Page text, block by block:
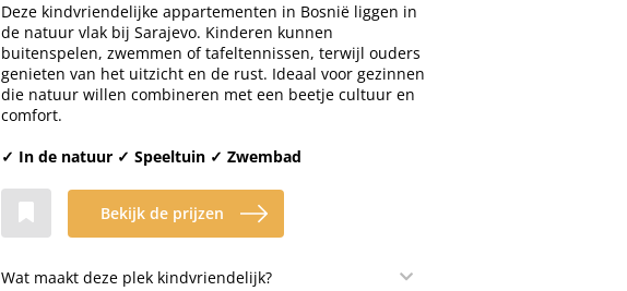
Deze kindvriendelijke appartementen in Bosnië liggen in
de natuur vlak bij Sarajevo. Kinderen kunnen
buitenspelen, zwemmen of tafeltennissen, terwijl ouders
genieten van het uitzicht en de rust. Ideaal voor gezinnen
die natuur willen combineren met een beetje cultuur en
comfort.
✓ In de natuur ✓ Speeltuin ✓ Zwembad
Bekijk de prijzen
Wat maakt deze plek kindvriendelijk?